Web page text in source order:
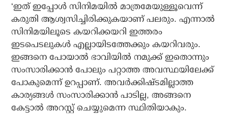
‘ഇത് ഇപ്പോള്‍ സിനിമയില്‍ മാത്രമേയുള്ളൂവെന്ന്
കരുതി ആശ്വസിച്ചിരിക്കുകയാണ് പലരും. എന്നാല്‍
സിനിമയിലൂടെ കയറിക്കയറി ഇത്തരം
ഇടപെടലുകള്‍ എല്ലായിടത്തേക്കും കയറിവരും.
ഇങ്ങനെ പോയാല്‍ ഭാവിയില്‍ നമുക്ക് ഇതൊന്നും
സംസാരിക്കാന്‍ പോലും പറ്റാത്ത അവസ്ഥയിലേക്ക്
പോകുമെന്ന് ഉറപ്പാണ്. അവര്‍ക്കിഷ്ടമില്ലാത്ത
കാര്യങ്ങള്‍ സംസാരിക്കാന്‍ പാടില്ല, അങ്ങനെ
കേട്ടാല്‍ അറസ്റ്റ് ചെയ്യുമെന്ന സ്ഥിതിയാകും.